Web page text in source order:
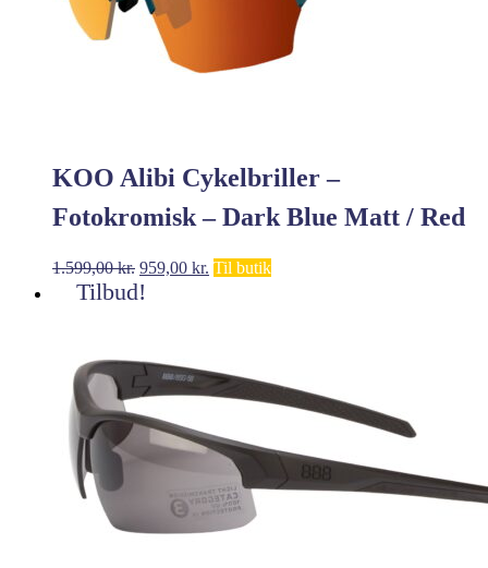
KOO Alibi Cykelbriller –
Fotokromisk – Dark Blue Matt / Red
Photochromic
1.599,00kr. Den
oprindelige
pris
959,00 kr. Den
Til butik
Tilbud!